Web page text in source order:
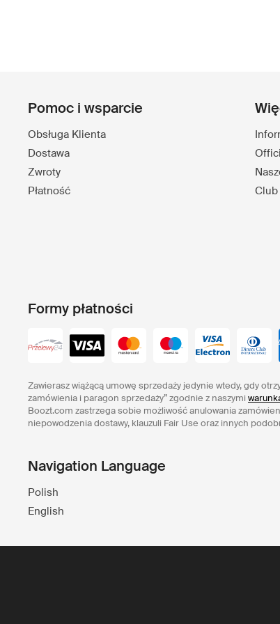
Pomoc i wsparcie
Obsługa Klienta
Dostawa
Zwroty
Płatność
Formy płatności
Zawierasz wiążącą umowę sprzedaży jedynie wtedy, gdy
zamówienia i paragon sprzedaży” zgodnie z naszymi
Boozt.com zastrzega sobie możliwość anulowania
niepowodzenia dostawy, klauzuli Fair Use oraz innych
Navigation Language
Polish
English